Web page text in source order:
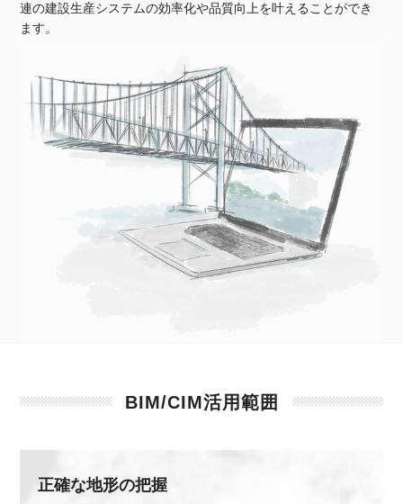
連の建設生産システムの効率化や品質向上を叶えることができ
ます。
BIM/CIM活用範囲
正確な地形の把握